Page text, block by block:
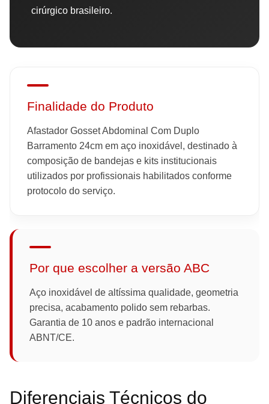
cirúrgico brasileiro.
Finalidade do Produto
Afastador Gosset Abdominal Com Duplo
Barramento 24cm em aço inoxidável, destinado à
composição de bandejas e kits institucionais
utilizados por profissionais habilitados conforme
protocolo do serviço.
Por que escolher a versão ABC
Aço inoxidável de altíssima qualidade, geometria
precisa, acabamento polido sem rebarbas.
Garantia de 10 anos e padrão internacional
ABNT/CE.
Diferenciais Técnicos do